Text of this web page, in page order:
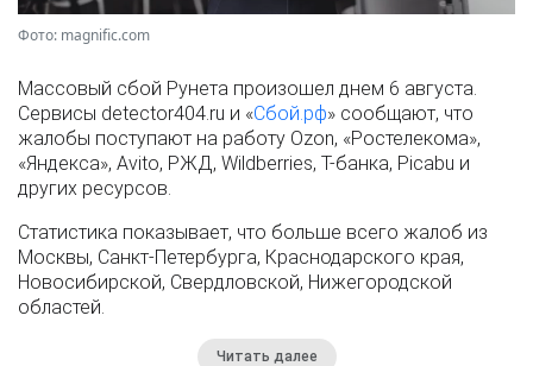
Фото: magnific.com
Массовый сбой Рунета произошел днем 6 августа.
Сервисы detector404.ru и «Сбой.рф» сообщают, что
жалобы поступают на работу Ozon, «Ростелекома»,
«Яндекса», Avito, РЖД, Wildberries, Т-банка, Picabu и
других ресурсов.
Статистика показывает, что больше всего жалоб из
Москвы, Санкт-Петербурга, Краснодарского края,
Новосибирской, Свердловской, Нижегородской
областей.
Читать далее